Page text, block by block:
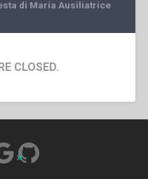
di Maria Ausiliatrice
CLOSED.
GitHub